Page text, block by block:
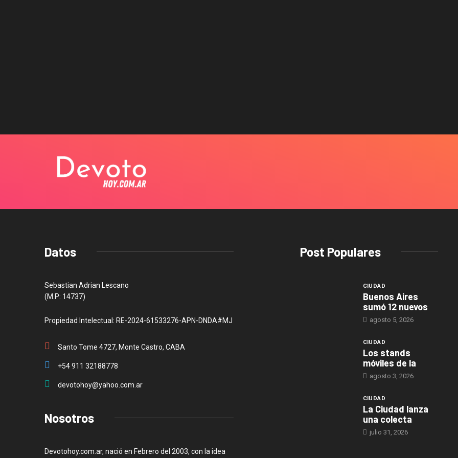
Datos
Sebastian Adrian Lescano
(M.P: 14737)
Propiedad Intelectual: RE-2024-61533276-APN-DNDA#MJ
Santo Tome 4727, Monte Castro, CABA
+54 911 32188778
devotohoy@yahoo.com.ar
Nosotros
Devotohoy.com.ar, nació en Febrero del 2003, con la idea
Post Populares
CIUDAD
Buenos Aires
sumó 12 nuevos
agosto 5, 2026
CIUDAD
Los stands
móviles de la
agosto 3, 2026
CIUDAD
La Ciudad lanza
una colecta
julio 31, 2026